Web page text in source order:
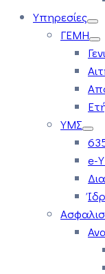
Υπηρεσίες
ΓΕΜΗ
ΥΜΣ
e-